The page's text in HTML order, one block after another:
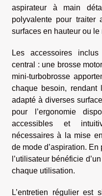
aspirateur à main
polyvalente pour
surfaces en hauteur ou le
Les accessoires
central : une brosse
mini-turbobrosse
chaque besoin, rendant
adapté à diverses
pour l’ergonomie
accessibles et
nécessaires à la mise
de mode d’aspiration.
l’utilisateur bénéficie
chaque utilisation.
L’entretien régulier est